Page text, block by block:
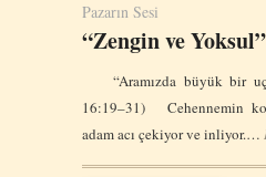
Pazarın Sesi
“Zengin ve Yoksul”
“Aramızda büyük bir
16:19–31) Cehennemin
adam acı çekiyor ve inliyor.…